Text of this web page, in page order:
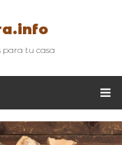
para tu casa